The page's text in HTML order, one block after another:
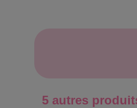
5 autres